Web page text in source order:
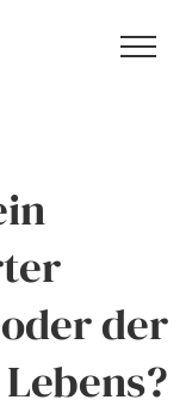
der